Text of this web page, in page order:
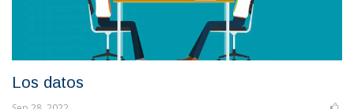
Los datos